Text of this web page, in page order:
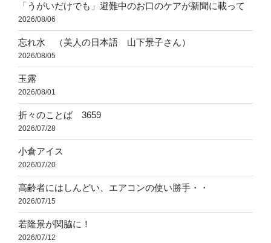
「うがいだけでも」避難中のお口のケアが新聞に載って
2026/08/06
忘れ水 （美人の日本語 山下景子さん）
2026/08/05
玉露
2026/08/01
折々のことば 3659
2026/07/28
小倉アイス
2026/07/20
高齢者にはしんどい、エアコンの使い勝手・・
2026/07/15
若隆景が関脇に！
2026/07/12